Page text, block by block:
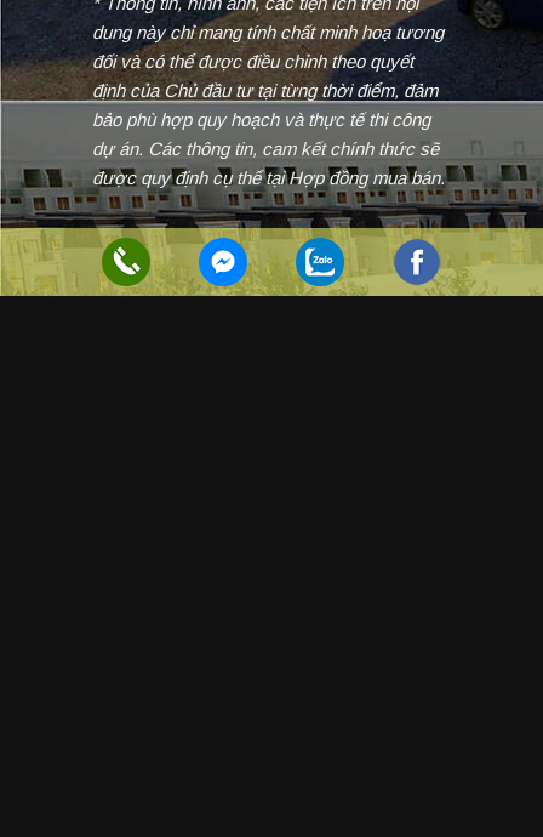
dung này chỉ mang tính chất minh hoạ tương
đối và có thể được điều chỉnh theo quyết
định của Chủ đầu tư tại từng thời điểm, đảm
bảo phù hợp quy hoạch và thực tế thi công
dự án. Các thông tin, cam kết chính thức sẽ
được quy định cụ thể tại Hợp đồng mua bán.